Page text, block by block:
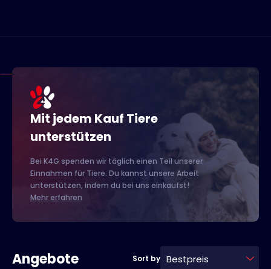
Mit jedem Kauf Tiere
unterstützen
Bei K4G spenden wir täglich einen Teil unserer
Einnahmen für Tiere. Du kannst unsere Arbeit
unterstützen, indem du bei uns einkaufst!
Mehr erfahren
Angebote Sort by Bestpreis